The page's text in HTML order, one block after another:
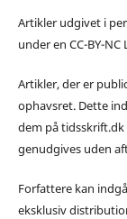
Artikler udgivet i
under en CC-BY-NC
Artikler, der er
ophavsret. Dette
dem på
genudgives uden
Forfattere kan
eksklusiv